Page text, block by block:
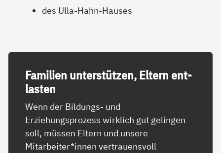
des Ulla-Hahn-Hauses
Fa­mi­li­en un­ter­stüt­zen, El­tern ent­
las­ten
Wenn der Bildungs- und
Erziehungsprozess wirklich gut gelingen
soll, müssen Eltern und unsere
Mitarbeiter*innen vertrauensvoll